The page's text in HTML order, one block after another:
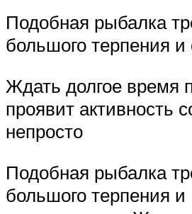
Подобная рыбалка
большого терпения и
Ждать долгое время
проявит активность
непросто
Подобная рыбалка
большого терпения и